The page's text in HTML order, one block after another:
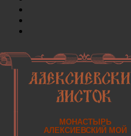
МОНАСТЫРЬ
АЛЕКСИЕВСКИЙ МОЙ